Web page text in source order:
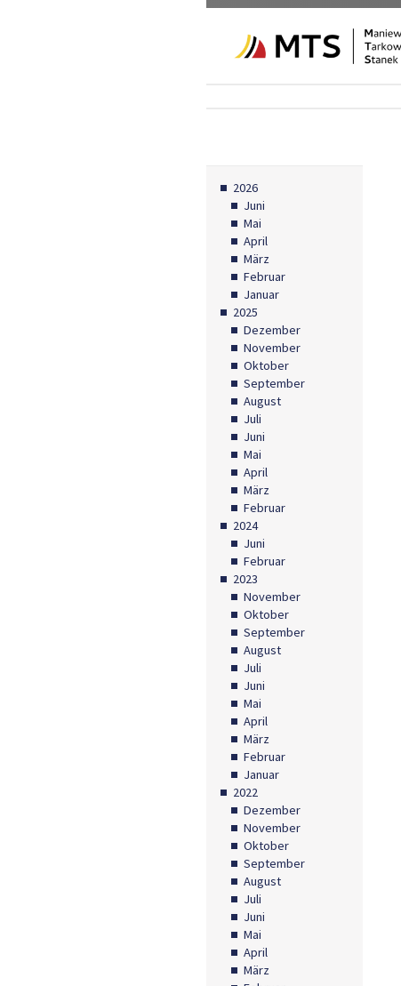
2026
Juni
Mai
April
März
Februar
Januar
2025
Dezember
November
Oktober
September
August
Juli
Juni
Mai
April
März
Februar
2024
Juni
Februar
2023
November
Oktober
September
August
Juli
Juni
Mai
April
März
Februar
Januar
2022
Dezember
November
Oktober
September
August
Juli
Juni
Mai
April
März